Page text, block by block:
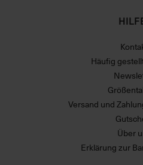
Häufig
Versand und
Über
Erklärung zur